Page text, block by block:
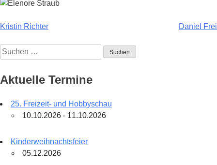
Beitragsnavigation
Kristin Richter Daniel Frei
Suchen
nach:
Aktuelle Termine
25. Freizeit- und Hobbyschau
10.10.2026 - 11.10.2026
Kinderweihnachtsfeier
05.12.2026